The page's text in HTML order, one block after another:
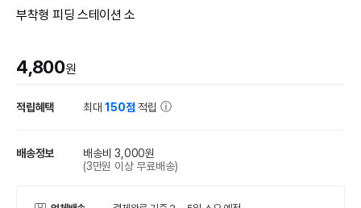
부착형 피딩 스테이션 소
4,800원
적립혜택 최대150점 적립
배송정보
배송비 3,000원
(3만원 이상 무료배송)